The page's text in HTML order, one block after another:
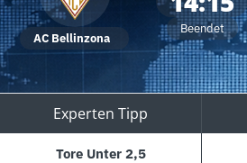
AC Bellinzona
Beendet
Experten Tipp
Tore Unter 2,5